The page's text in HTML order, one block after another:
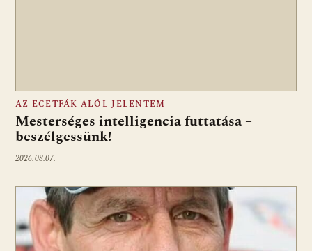
AZ ECETFÁK ALÓL JELENTEM
Mesterséges intelligencia futtatása –
beszélgessünk!
2026.08.07.